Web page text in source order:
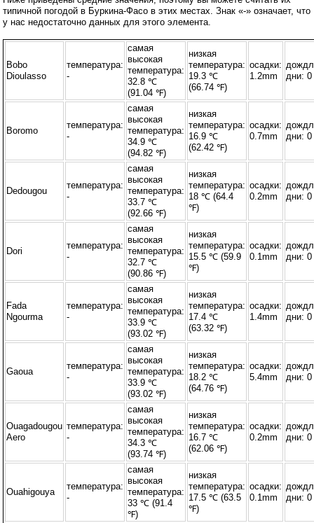
типичной погодой в Буркина-Фасо в этих местах. Знак «-» означает, что
у нас недостаточно данных для этого элемента.
Bobo
Dioulasso
температура:
-
самая
высокая
температура:
32.8 ℃
(91.04 ℉)
низкая
температура:
19.3 ℃
(66.74 ℉)
осадки:
1.2mm
дни: 0
Boromo
температура:
-
самая
высокая
температура:
34.9 ℃
(94.82 ℉)
низкая
температура:
16.9 ℃
(62.42 ℉)
осадки:
0.7mm
дни: 0
Dedougou
температура:
-
самая
высокая
температура:
33.7 ℃
(92.66 ℉)
низкая
температура:
18 ℃ (64.4
℉)
осадки:
0.2mm
дни: 0
Dori
температура:
-
самая
высокая
температура:
32.7 ℃
(90.86 ℉)
низкая
температура:
15.5 ℃ (59.9
℉)
осадки:
0.1mm
дни: 0
Fada
Ngourma
температура:
-
самая
высокая
температура:
33.9 ℃
(93.02 ℉)
низкая
температура:
17.4 ℃
(63.32 ℉)
осадки:
1.4mm
дни: 0
Gaoua
температура:
-
самая
высокая
температура:
33.9 ℃
(93.02 ℉)
низкая
температура:
18.2 ℃
(64.76 ℉)
осадки:
5.4mm
дни: 0
Ouagadougou
Aero
температура:
-
самая
высокая
температура:
34.3 ℃
(93.74 ℉)
низкая
температура:
16.7 ℃
(62.06 ℉)
осадки:
0.2mm
дни: 0
Ouahigouya
температура:
-
самая
высокая
температура:
33 ℃ (91.4
℉)
низкая
температура:
17.5 ℃ (63.5
℉)
осадки:
0.1mm
дни: 0